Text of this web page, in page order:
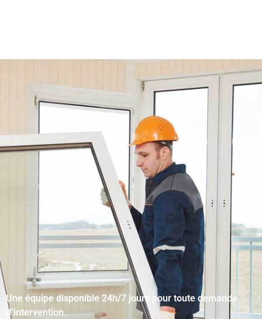
Une équipe disponible 24h/7 jours pour toute demande
d’intervention.